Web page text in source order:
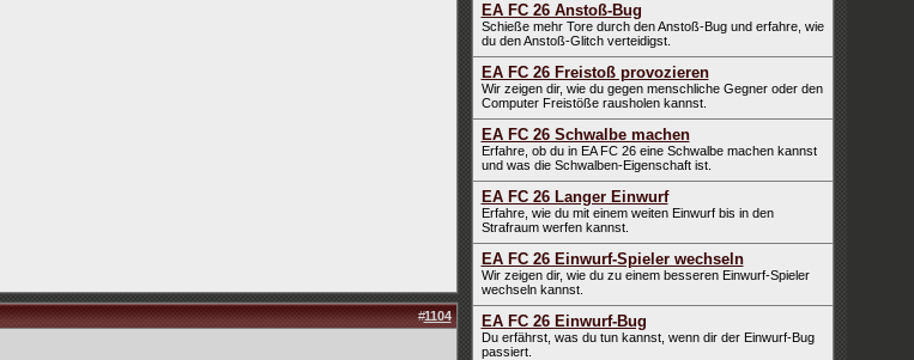
#1104
EA FC 26 Anstoß-Bug
Schieße mehr Tore durch den Anstoß-Bug und erfahre, wie
du den Anstoß-Glitch verteidigst.
EA FC 26 Freistoß provozieren
Wir zeigen dir, wie du gegen menschliche Gegner oder den
Computer Freistöße rausholen kannst.
EA FC 26 Schwalbe machen
Erfahre, ob du in EA FC 26 eine Schwalbe machen kannst
und was die Schwalben-Eigenschaft ist.
EA FC 26 Langer Einwurf
Erfahre, wie du mit einem weiten Einwurf bis in den
Strafraum werfen kannst.
EA FC 26 Einwurf-Spieler wechseln
Wir zeigen dir, wie du zu einem besseren Einwurf-Spieler
wechseln kannst.
EA FC 26 Einwurf-Bug
Du erfährst, was du tun kannst, wenn dir der Einwurf-Bug
passiert.